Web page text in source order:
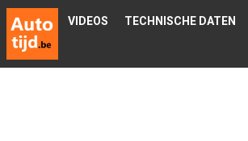
VIDEOS
TECHNISCHE DATEN